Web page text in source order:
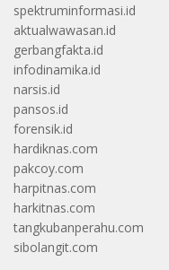
spektruminformasi.id
aktualwawasan.id
gerbangfakta.id
infodinamika.id
narsis.id
pansos.id
forensik.id
hardiknas.com
pakcoy.com
harpitnas.com
harkitnas.com
tangkubanperahu.com
sibolangit.com